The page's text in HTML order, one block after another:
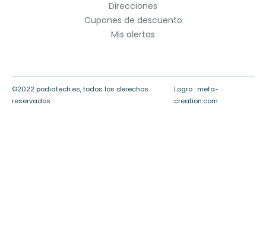
Direcciones
Cupones de descuento
Mis alertas
©2022 podiatech.es, todos los derechos
reservados.
Logro : meta-
creation.com